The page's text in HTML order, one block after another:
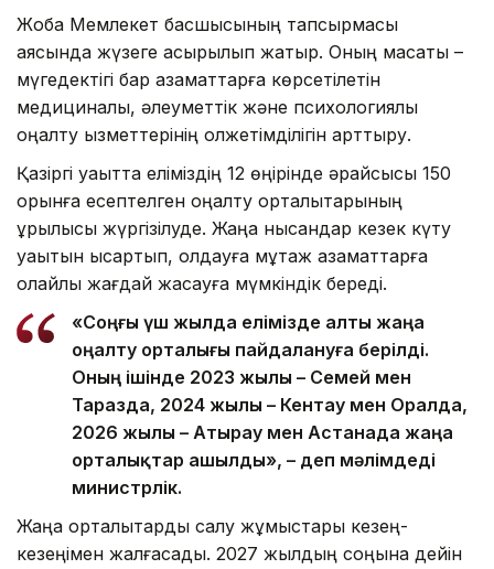
Жоба Мемлекет басшысының тапсырмасы
аясында жүзеге асырылып жатыр. Оның мақсаты –
мүгедектігі бар азаматтарға көрсетілетін
медициналық, әлеуметтік және психологиялық
оңалту қызметтерінің қолжетімділігін арттыру.
Қазіргі уақытта еліміздің 12 өңірінде әрқайсысы 150
орынға есептелген оңалту орталықтарының
құрылысы жүргізілуде. Жаңа нысандар кезек күту
уақытын қысқартып, қолдауға мұқтаж азаматтарға
қолайлы жағдай жасауға мүмкіндік береді.
«Соңғы үш жылда елімізде алты жаңа
оңалту орталығы пайдалануға берілді.
Оның ішінде 2023 жылы – Семей мен
Таразда, 2024 жылы – Кентау мен Оралда,
2026 жылы – Атырау мен Астанада жаңа
орталықтар ашылды», – деп мәлімдеді
министрлік.
Жаңа орталықтарды салу жұмыстары кезең-
кезеңімен жалғасады. 2027 жылдың соңына дейін